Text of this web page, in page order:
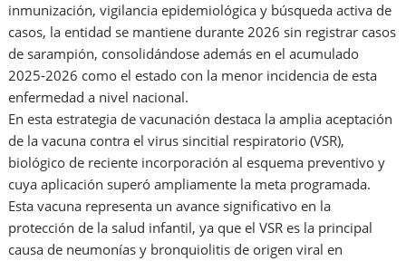
inmunización, vigilancia epidemiológica y búsqueda activa de
casos, la entidad se mantiene durante 2026 sin registrar casos
de sarampión, consolidándose además en el acumulado
2025-2026 como el estado con la menor incidencia de esta
enfermedad a nivel nacional.
En esta estrategia de vacunación destaca la amplia aceptación
de la vacuna contra el virus sincitial respiratorio (VSR),
biológico de reciente incorporación al esquema preventivo y
cuya aplicación superó ampliamente la meta programada.
Esta vacuna representa un avance significativo en la
protección de la salud infantil, ya que el VSR es la principal
causa de neumonías y bronquiolitis de origen viral en